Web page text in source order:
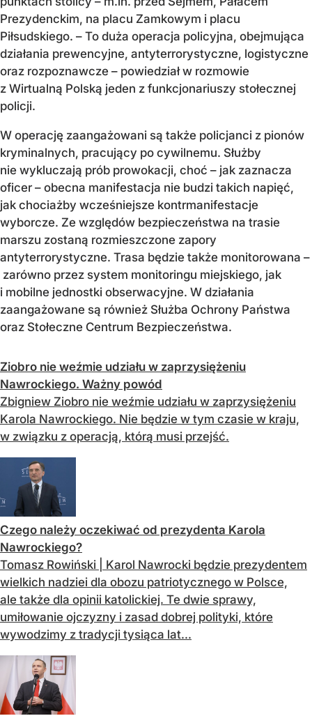
Prezydenckim, na placu Zamkowym i placu
Piłsudskiego. – To duża operacja policyjna, obejmująca
działania prewencyjne, antyterrorystyczne, logistyczne
oraz rozpoznawcze – powiedział w rozmowie
z Wirtualną Polską jeden z funkcjonariuszy stołecznej
policji.
W operację zaangażowani są także policjanci z pionów
kryminalnych, pracujący po cywilnemu. Służby
nie wykluczają prób prowokacji, choć – jak zaznacza
oficer – obecna manifestacja nie budzi takich napięć,
jak chociażby wcześniejsze kontrmanifestacje
wyborcze. Ze względów bezpieczeństwa na trasie
marszu zostaną rozmieszczone zapory
antyterrorystyczne. Trasa będzie także monitorowana –
zarówno przez system monitoringu miejskiego, jak
i mobilne jednostki obserwacyjne. W działania
zaangażowane są również Służba Ochrony Państwa
oraz Stołeczne Centrum Bezpieczeństwa.
Ziobro nie weźmie udziału w zaprzysiężeniu
Nawrockiego. Ważny powód
Zbigniew Ziobro nie weźmie udziału w zaprzysiężeniu
Karola Nawrockiego. Nie będzie w tym czasie w kraju,
w związku z operacją, którą musi przejść.
Czego należy oczekiwać od prezydenta Karola
Nawrockiego?
Tomasz Rowiński | Karol Nawrocki będzie prezydentem
wielkich nadziei dla obozu patriotycznego w Polsce,
ale także dla opinii katolickiej. Te dwie sprawy,
umiłowanie ojczyzny i zasad dobrej polityki, które
wywodzimy z tradycji tysiąca lat...